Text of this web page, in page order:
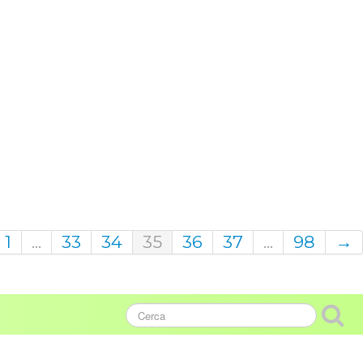
1 ... 33 34 35 36 37 ... 98 →